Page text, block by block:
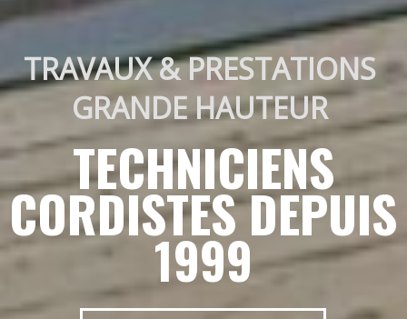
TRAVAUX & PRESTATIONS
GRANDE HAUTEUR
TECHNICIENS
CORDISTES DEPUIS
1999